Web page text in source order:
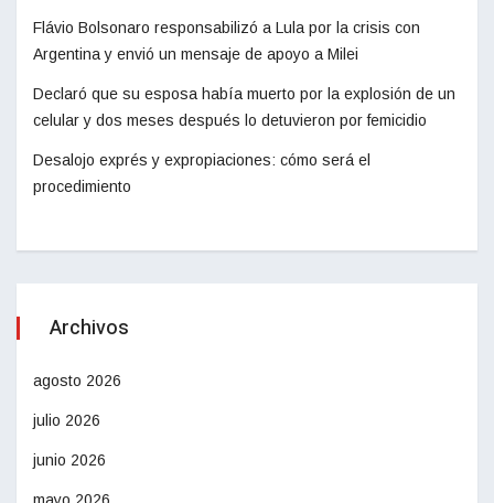
Flávio Bolsonaro responsabilizó a Lula por la crisis con
Argentina y envió un mensaje de apoyo a Milei
Declaró que su esposa había muerto por la explosión de un
celular y dos meses después lo detuvieron por femicidio
Desalojo exprés y expropiaciones: cómo será el
procedimiento
Archivos
agosto 2026
julio 2026
junio 2026